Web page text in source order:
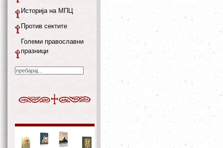
Историја на МПЦ
Против сектите
Големи православни
празници